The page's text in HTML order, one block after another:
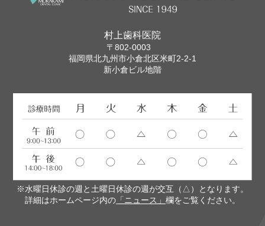
村上歯科医院
〒802-0003
福岡県北九州市小倉北区米町2-2-1
新小倉ビル地階
※水曜日休診の週と土曜日休診の週が交互（△）となります。
詳細はホームページ内の 「ニュース」 欄をご覧ください。